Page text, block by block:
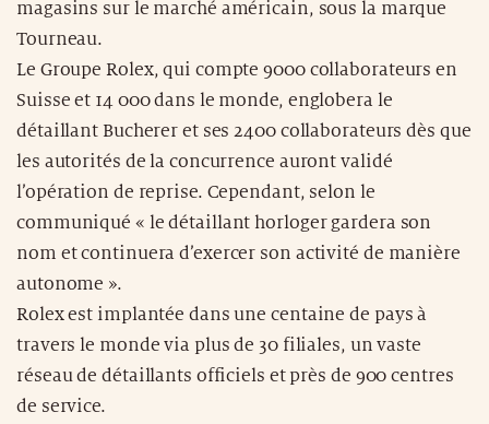
magasins sur le marché américain, sous la marque
Tourneau.
Le Groupe Rolex, qui compte 9000 collaborateurs en
Suisse et 14 000 dans le monde, englobera le
détaillant Bucherer et ses 2400 collaborateurs dès que
les autorités de la concurrence auront validé
l’opération de reprise. Cependant, selon le
communiqué « le détaillant horloger gardera son
nom et continuera d’exercer son activité de manière
autonome ».
Rolex est implantée dans une centaine de pays à
travers le monde via plus de 30 filiales, un vaste
réseau de détaillants officiels et près de 900 centres
de service.